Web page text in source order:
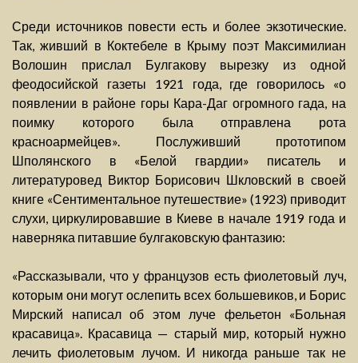
Среди источников повести есть и более экзотические.
Так, живший в Коктебеле в Крыму поэт Максимилиан
Волошин прислал Булгакову вырезку из одной
феодосийской газеты 1921 года, где говорилось «о
появлении в районе горы Кара-Даг огромного гада, на
поимку которого была отправлена рота
красноармейцев». Послуживший прототипом
Шполянского в «Белой гвардии» писатель и
литературовед Виктор Борисович Шкловский в своей
книге «Сентиментальное путешествие» (1923) приводит
слухи, циркулировавшие в Киеве в начале 1919 года и
наверняка питавшие булгаковскую фантазию:
«Рассказывали, что у французов есть фиолетовый луч,
которым они могут ослепить всех большевиков, и Борис
Мирский написал об этом луче фельетон «Больная
красавица». Красавица — старый мир, который нужно
лечить фиолетовым лучом. И никогда раньше так не